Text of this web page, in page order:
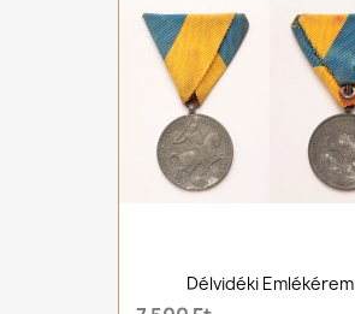
Délvidéki Emlékérem